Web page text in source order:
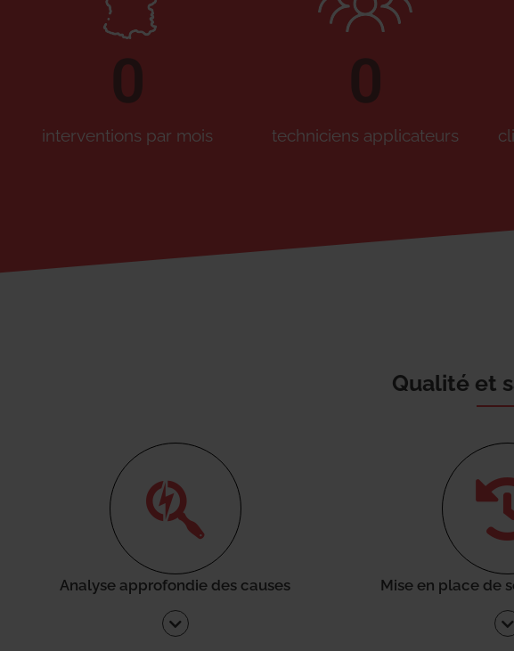
interventions par mois
0
techniciens applicateurs
0
Qualité et
Analyse approfondie des causes Mise en place de